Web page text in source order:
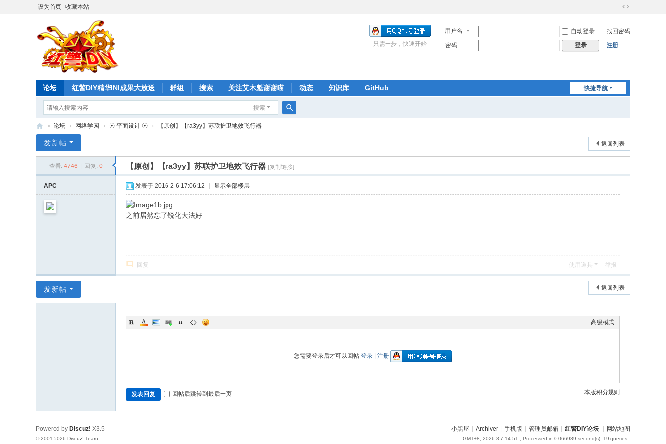
设为首页 收藏本站
切
到
用户名 自动登录
找回密码
密码
登录 注册
只需一步，快速开始
快捷导航
论坛 红警DIY精华INI成果大放送 群组 搜索 关注艾木魁谢谢喵 动态 知识库 GitHub
搜索
警
» 论坛 › 网络学园 › ☉ 平面设计 ☉ › 【原创】【ra3yy】苏联护卫地效飞行器
返回列表
发新帖
查看: 4746 回复: 0 【原创】【ra3yy】苏联护卫地效飞行器 [复制链接]
APC 发表于 2016-2-6 17:06:12 显示全部楼层
之前居然忘了锐化大法好
回复 使用道具 举报
返回列表
发新帖
高级模式
您需要登录后才可以回帖 登录 注册
本版积分规则
发表回复 回帖后跳转到最后一页
小黑屋 Archiver 手机版 管理员邮箱 红警DIY论坛 网站地图
GMT+8, 2026-8-7 14:51 , Processed in 0.066989 second(s), 19 queries .
Powered by Discuz! X3.5
© 2001-2026 Discuz! Team